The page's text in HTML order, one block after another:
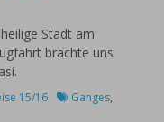
Stadt am
brachte uns
15/16 Schlagworte
Ganges,